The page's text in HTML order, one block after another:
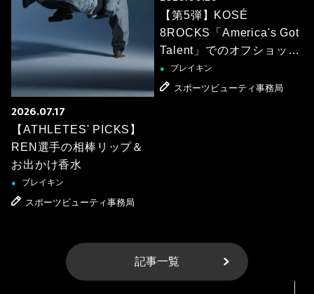
2026.07.17
【ATHLETES' PICKS】
REN選手の相棒リップ＆
お出かけ香水
● ブレイキン
スポーツビューティ事務局
【第5弾】KOSÉ
8ROCKS「America's Got
Talent」でのオフショット
を公開！
● ブレイキン
スポーツビューティ事務局
記事一覧